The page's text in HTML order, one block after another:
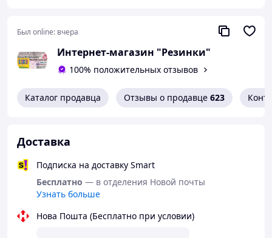
Был online: вчера
Интернет-магазин "Резинки"
100% положительных отзывов
Каталог продавца Отзывы о продавце 623
Доставка
Подписка на доставку Smart
Бесплатно — в отделения Новой почты
Узнать больше
Нова Пошта (Бесплатно при условии)